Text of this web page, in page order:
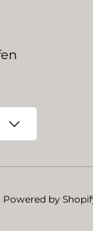
Powered by